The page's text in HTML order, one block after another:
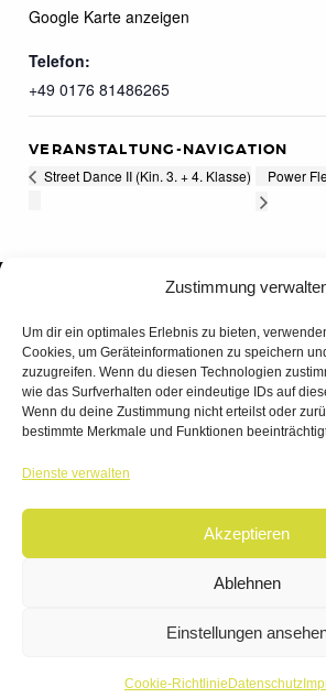
Zustimmung
Um dir ein optimales Erlebnis zu bieten,
Cookies, um Geräteinformationen zu speichern
zuzugreifen. Wenn du diesen Technologien
wie das Surfverhalten oder eindeutige IDs auf
Wenn du deine Zustimmung nicht erteilst oder
bestimmte Merkmale und Funktionen
Dienste verwalten
Akzeptieren
Ablehnen
Einstellungen
Cookie-Richtlinie Datenschutz
Google Karte anzeigen
Telefon:
+49 0176 81486265
VERANSTALTUNG-NAVIGATION
Street Dance II (Kin. 3. + 4. Klasse) Power
© 2026 | TANZWERK
DATENSCHUTZ